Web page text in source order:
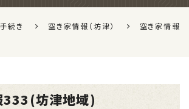
続き 空き家情報（坊津）
空き家情報
333(坊津地域)